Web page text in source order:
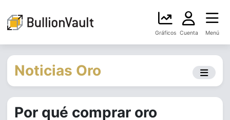
Gráficos Cuenta Menú
Noticias Oro
Por qué comprar oro